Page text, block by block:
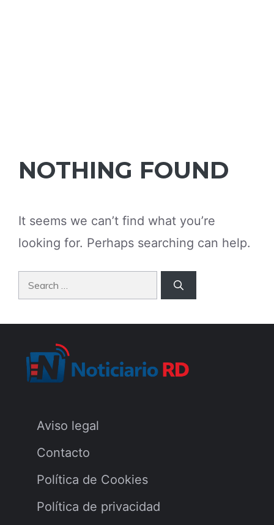
NOTHING FOUND
It seems we can’t find what you’re
looking for. Perhaps searching can help.
Search
for:
Aviso legal
Contacto
Política de Cookies
Política de privacidad